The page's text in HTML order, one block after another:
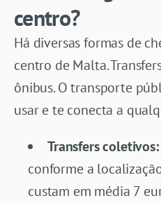
centro?
Há diversas formas de
centro de Malta.
ônibus. O transporte
usar e te conecta a
Transfers coletivos:
conforme a
custam em média 7